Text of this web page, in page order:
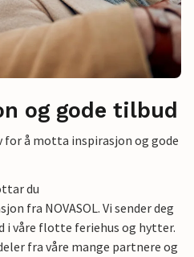
og gode tilbud
å motta inspirasjon og gode
du
fra NOVASOL. Vi sender deg
i våre flotte feriehus og hytter.
fra våre mange partnere og